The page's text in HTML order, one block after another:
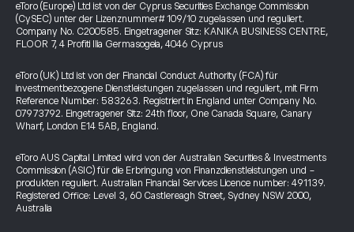
eToro (Europe) Ltd ist von der Cyprus Securities Exchange Commission
(CySEC) unter der Lizenznummer# 109/10 zugelassen und reguliert.
Company No. C200585. Eingetragener Sitz: KANIKA BUSINESS CENTRE,
FLOOR 7, 4 Profiti Ilia Germasogeia, 4046 Cyprus
eToro (UK) Ltd ist von der Financial Conduct Authority (FCA) für
investmentbezogene Dienstleistungen zugelassen und reguliert, mit Firm
Reference Number: 583263. Registriert in England unter Company No.
07973792. Eingetragener Sitz: 24th floor, One Canada Square, Canary
Wharf, London E14 5AB, England.
eToro AUS Capital Limited wird von der Australian Securities & Investments
Commission (ASIC) für die Erbringung von Finanzdienstleistungen und -
produkten reguliert. Australian Financial Services Licence number: 491139.
Registered Office: Level 3, 60 Castlereagh Street, Sydney NSW 2000,
Australia